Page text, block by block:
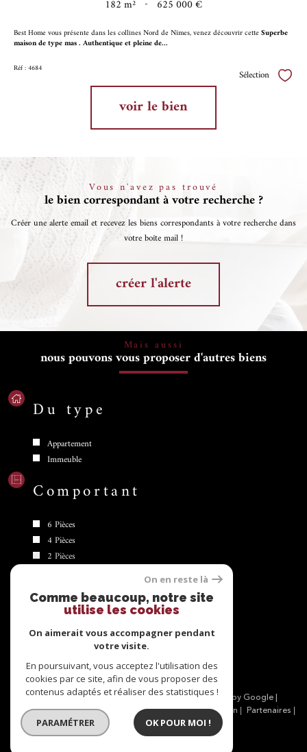
182 m² - 625 000 €
Best Home vous présente dans les collines Nord de Nîmes, venez découvrir cette Superbe
maison de type mas . Authentique et pleine de...
Réf : 4684 Sélection
voir le bien
Vous n'avez pas trouvé
le bien correspondant à votre recherche ?
Créer une alerte email et recevez les biens correspondants à votre recherche dans
votre boîte mail !
créer l'alerte
Mais aussi
nous pouvons vous proposer d'autres biens
Du type
Appartement
Immeuble
Comportant
6 Pièces
4 Pièces
2 Pièces
connecter
espace propriétaire
© 2026 | Tous droits réservés | Traduction powered by Google |
Nos honoraires
Plan du site Mentions légales Admin
Partenaires
Politique RGPD
Cookies
On en reste là
Comme beaucoup, notre site
utilise les cookies
On aimerait vous accompagner pendant
votre visite.
En poursuivant, vous acceptez l'utilisation des
cookies par ce site, afin de vous proposer des
contenus adaptés et réaliser des statistiques !
PARAMÉTRER OK POUR MOI !